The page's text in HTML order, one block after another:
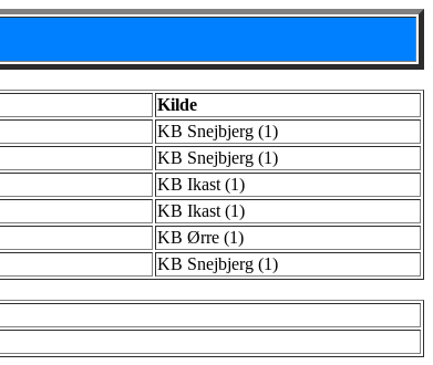
Kilde
KB Snejbjerg (1)
KB Snejbjerg (1)
KB Ikast (1)
KB Ikast (1)
KB Ørre (1)
KB Snejbjerg (1)